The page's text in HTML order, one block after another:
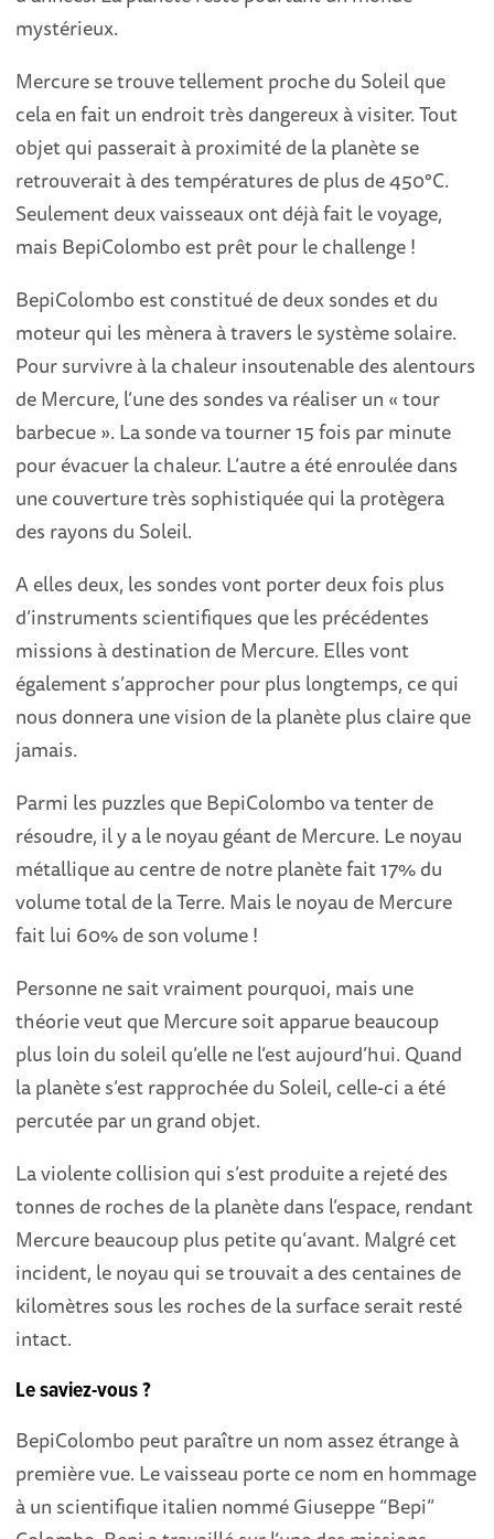
mystérieux.
Mercure se trouve tellement proche du Soleil que
cela en fait un endroit très dangereux à visiter. Tout
objet qui passerait à proximité de la planète se
retrouverait à des températures de plus de 450°C.
Seulement deux vaisseaux ont déjà fait le voyage,
mais BepiColombo est prêt pour le challenge !
BepiColombo est constitué de deux sondes et du
moteur qui les mènera à travers le système solaire.
Pour survivre à la chaleur insoutenable des alentours
de Mercure, l’une des sondes va réaliser un « tour
barbecue ». La sonde va tourner 15 fois par minute
pour évacuer la chaleur. L’autre a été enroulée dans
une couverture très sophistiquée qui la protègera
des rayons du Soleil.
A elles deux, les sondes vont porter deux fois plus
d’instruments scientifiques que les précédentes
missions à destination de Mercure. Elles vont
également s’approcher pour plus longtemps, ce qui
nous donnera une vision de la planète plus claire que
jamais.
Parmi les puzzles que BepiColombo va tenter de
résoudre, il y a le noyau géant de Mercure. Le noyau
métallique au centre de notre planète fait 17% du
volume total de la Terre. Mais le noyau de Mercure
fait lui 60% de son volume !
Personne ne sait vraiment pourquoi, mais une
théorie veut que Mercure soit apparue beaucoup
plus loin du soleil qu’elle ne l’est aujourd’hui. Quand
la planète s’est rapprochée du Soleil, celle-ci a été
percutée par un grand objet.
La violente collision qui s’est produite a rejeté des
tonnes de roches de la planète dans l’espace, rendant
Mercure beaucoup plus petite qu’avant. Malgré cet
incident, le noyau qui se trouvait a des centaines de
kilomètres sous les roches de la surface serait resté
intact.
Le saviez-vous ?
BepiColombo peut paraître un nom assez étrange à
première vue. Le vaisseau porte ce nom en hommage
à un scientifique italien nommé Giuseppe “Bepi”